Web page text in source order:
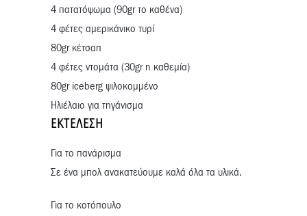
4 πατατόψωμα (90gr το καθένα)
4 φέτες αμερικάνικο τυρί
80gr κέτσαπ
4 φέτες ντομάτα (30gr η καθεμία)
80gr iceberg ψιλοκομμένο
Ηλιέλαιο για τηγάνισμα
ΕΚΤΈΛΕΣΗ
Για το πανάρισμα
Σε ένα μπολ ανακατεύουμε καλά όλα τα υλικά.
Για το κοτόπουλο